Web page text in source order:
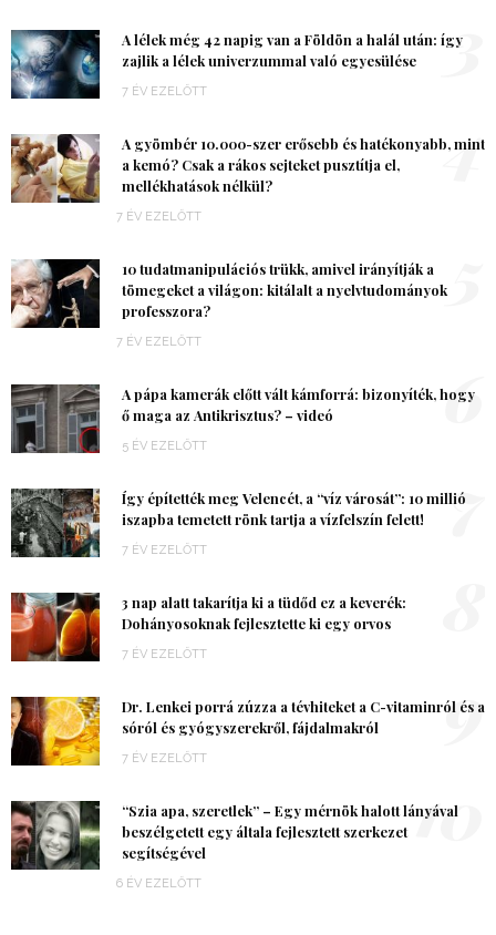
A lélek még 42 napig van a Földön a halál után: így
zajlik a lélek univerzummal való egyesülése
7 ÉV EZELŐTT
3
A gyömbér 10.000-szer erősebb és hatékonyabb, mint
a kemó? Csak a rákos sejteket pusztítja el,
mellékhatások nélkül?
7 ÉV EZELŐTT
4
10 tudatmanipulációs trükk, amivel irányítják a
tömegeket a világon: kitálalt a nyelvtudományok
professzora?
7 ÉV EZELŐTT
A pápa kamerák előtt vált kámforrá: bizonyíték, hogy
ő maga az Antikrisztus? – videó
5 ÉV EZELŐTT
6
Így építették meg Velencét, a “víz városát”: 10 millió
iszapba temetett rönk tartja a vízfelszín felett!
7 ÉV EZELŐTT
7
3 nap alatt takarítja ki a tüdőd ez a keverék:
Dohányosoknak fejlesztette ki egy orvos
7 ÉV EZELŐTT
Dr. Lenkei porrá zúzza a tévhiteket a C-vitaminról és a
sóról és gyógyszerekről, fájdalmakról
7 ÉV EZELŐTT
9
“Szia apa, szeretlek” – Egy mérnök halott lányával
beszélgetett egy általa fejlesztett szerkezet
segítségével
6 ÉV EZELŐTT
10